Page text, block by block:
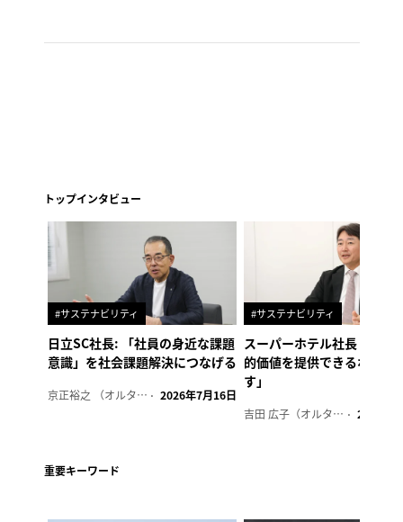
トップインタビュー
#サステナビリティ
日立SC社長: 「社員の身近な課題
意識」を社会課題解決につなげる
京正裕之 （オルタナ副編集長） 2026年7月16日
#サステナビリティ
スーパーホテル社長「地域
的価値を提供できるホテル
す」
吉田 広子（オルタナ輪番編集長） 2026年6
重要キーワード